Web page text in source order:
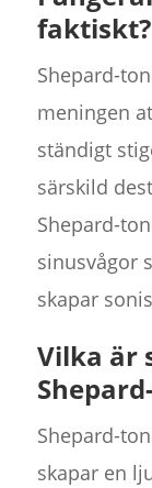
faktiskt?
Shepard-
meningen
ständigt
särskild
Shepard-
sinusvågor
skapar
Vilka är
Shepard-
skapar en